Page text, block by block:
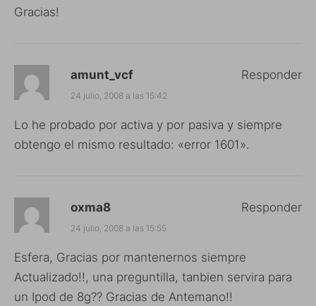
Gracias!
amunt_vcf
24 julio, 2008 a las 15:42
Lo he probado por activa y por pasiva y siempre
obtengo el mismo resultado: «error 1601».
Responder
oxma8
24 julio, 2008 a las 15:55
Esfera, Gracias por mantenernos siempre
Actualizado!!, una preguntilla, tanbien servira para
un Ipod de 8g?? Gracias de Antemano!!
Responder